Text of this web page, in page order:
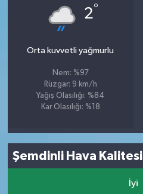
2°
Orta kuvvetli yağmurlu
Nem: %97
Rüzgar: 9 km/h
Yağış Olasılığı: %84
Kar Olasılığı: %18
Şemdinli Hava Kalitesi
İyi